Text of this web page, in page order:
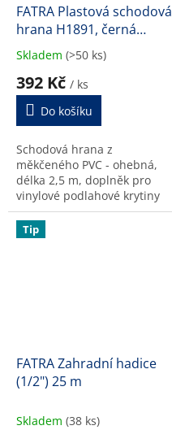
FATRA Plastová schodová
hrana H1891, černá
barva 600
Průměrné
produktu
5,0
5
hvězdiček.
Skladem (>50 ks)
392 Kč / ks
Do košíku
Schodová hrana z
měkčeného PVC - ohebná,
délka 2,5 m, doplněk pro
vinylové podlahové krytiny
(LINO FATRA).
Tip
FATRA Zahradní hadice
(1/2") 25 m
Skladem (38 ks)